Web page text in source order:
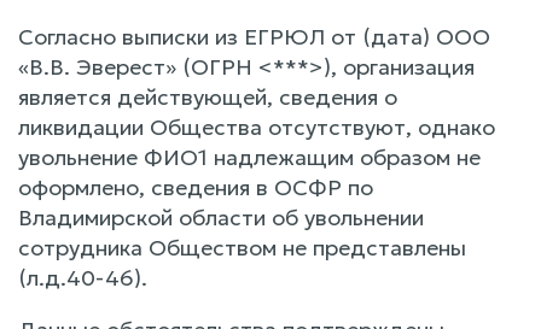
Согласно выписки из ЕГРЮЛ от (дата) ООО
«В.В. Эверест» (ОГРН <***>), организация
является действующей, сведения о
ликвидации Общества отсутствуют, однако
увольнение ФИО1 надлежащим образом не
оформлено, сведения в ОСФР по
Владимирской области об увольнении
сотрудника Обществом не представлены
(л.д.40-46).